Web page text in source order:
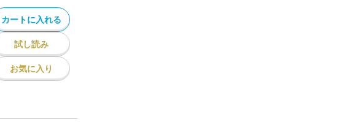
カートに入れる
試し読み
お気に入り